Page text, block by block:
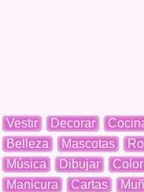
Vestir Decorar
Belleza
Mascotas
Música
Dibujar
Manicura
Cartas